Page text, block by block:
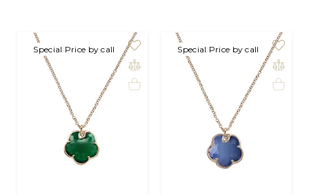
Special Price by call Special Price by call